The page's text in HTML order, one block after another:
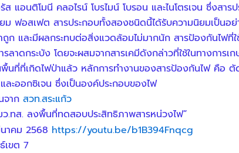
แอนติโมนี คลอไรน์ โบรไมน์ โบรอน และไนโตรเจน ซึ่งสาร
ม ฟอสเฟต สารประกอบทั้งสองชนิดนี้ได้รับความนิยมเป็นอ
ถูก และมีผลกระทบต่อสิ่งแวดล้อมไม่มากนัก สารป้องกันไฟ
ลาดกระบัง โดยจะผสมจากสารเคมีดังกล่าวที่ใช้ในทางกา
นที่ที่เกิดไฟป่าแล้ว หลักการทำงานของสารป้องกันไฟ คือ
ะออกซิเจน ซึ่งเป็นองค์ประกอบของไฟ
าก สวท.สระแก้ว
ว.ทส. ลงพื้นที่ทดสอบประสิทธิภาพสารหน่วงไฟ”
าคม 2568 https://youtu.be/b1B394Fnqcg
เขต 7